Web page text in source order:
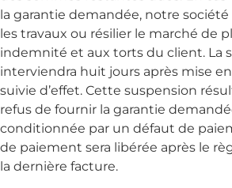
la garantie demandée, notre
les travaux ou résilier le marché de
indemnité et aux torts du client. La
interviendra huit jours après mise
suivie d’effet. Cette suspension
refus de fournir la garantie
conditionnée par un défaut de
de paiement sera libérée après le
la dernière facture.